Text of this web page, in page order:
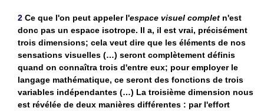
2 Ce que l'on peut appeler l'espace visuel complet n'est
donc pas un espace isotrope. Il a, il est vrai, précisément
trois dimensions; cela veut dire que les éléments de nos
sensations visuelles (…) seront complètement définis
quand on connaîtra trois d'entre eux; pour employer le
langage mathématique, ce seront des fonctions de trois
variables indépendantes (…) La troisième dimension nous
est révélée de deux manières différentes : par l'effort